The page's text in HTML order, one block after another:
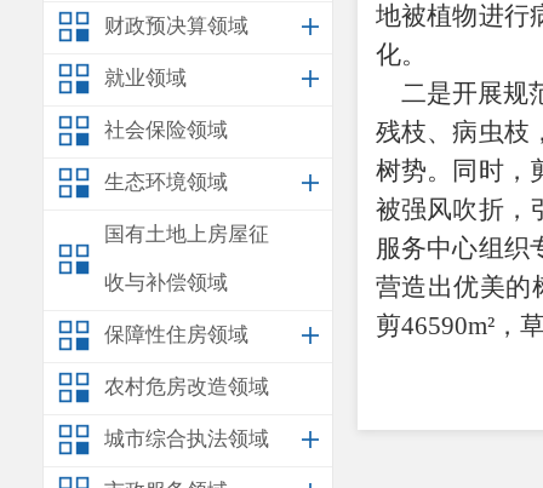
财政预决算领域
就业领域
社会保险领域
生态环境领域
国有土地上房屋征
收与补偿领域
保障性住房领域
农村危房改造领域
城市综合执法领域
地被植物进行
化。
二是开展规
残枝、病虫枝
树势。同时，
被强风吹折，
服务中心组织
营造出优美的
剪46590m²，